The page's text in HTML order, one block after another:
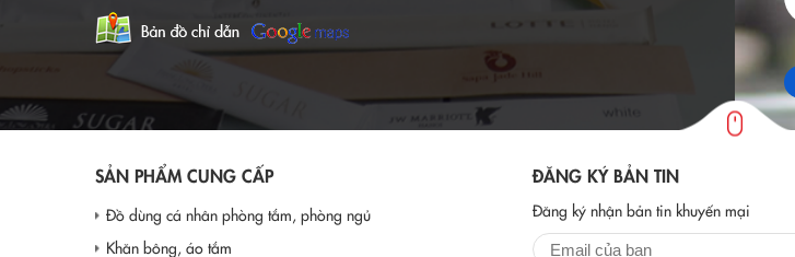
SẢN PHẨM CUNG CẤP
Đồ dùng cá nhân phòng tắm, phòng ngủ
Khăn bông, áo tắm
ĐĂNG KÝ BẢN TIN
Đăng ký nhận bản tin khuyến mại